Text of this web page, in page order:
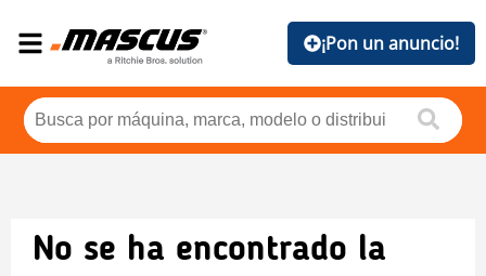
¡Pon un anuncio!
No se ha encontrado la